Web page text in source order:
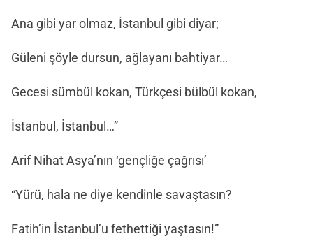
Ana gibi yar olmaz, İstanbul gibi diyar;
Güleni şöyle dursun, ağlayanı bahtiyar…
Gecesi sümbül kokan, Türkçesi bülbül kokan,
İstanbul, İstanbul…”
Arif Nihat Asya’nın ‘gençliğe çağrısı’
“Yürü, hala ne diye kendinle savaştasın?
Fatih’in İstanbul’u fethettiği yaştasın!”